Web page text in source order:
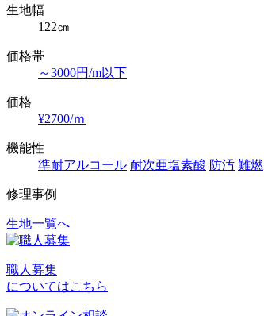
生地幅
122㎝
価格帯
～3000円/m以下
価格
¥2700/ｍ
機能性
準耐アルコール 耐次亜塩素酸 防汚 難燃
修理事例
投
ナ
ビ
生地一覧へ
職人募集
についてはこちら